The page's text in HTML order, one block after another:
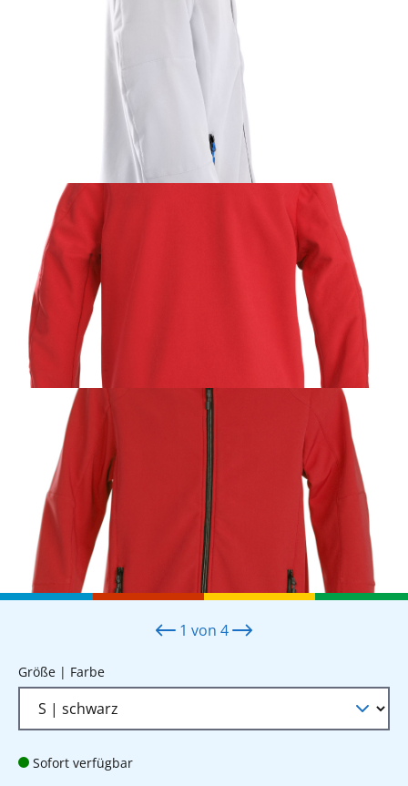
1 von 4
Größe | Farbeauswählen
Sofort verfügbar